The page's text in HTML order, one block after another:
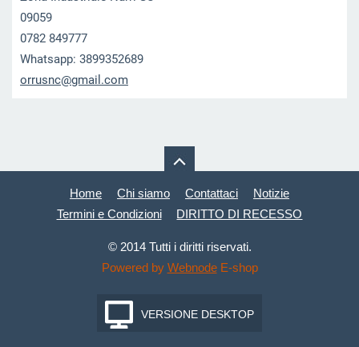
09059
0782 849777
Whatsapp: 3899352689
orrusnc@gmail.com
Home Chi siamo Contattaci
Notizie
Termini e Condizioni
DIRITTO DI RECESSO
© 2014 Tutti i diritti riservati.
Powered by WebnodeE-shop
VERSIONE DESKTOP